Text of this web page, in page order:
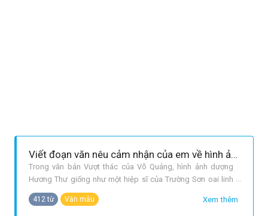
Viết đoạn văn nêu cảm nhận của em về hình ảnh dượng Hương Thư "giống như một hiệp sĩ của Trường Sơn oai linh hùng vĩ"(Vượt thác - Võ Quảng).
Trong văn bản Vượt thác của Võ Quảng, hình ảnh dượng
Hương Thư giống như một hiệp sĩ của Trường Sơn oai linh
hùng vĩ là một hình ảnh so sánh đầy sức gợi. Hình ảnh ấy
khiến ta liên tưởng tới những hình ảnh huyền thoại anh hùng
Xem thêm
412 từ Văn mẫu